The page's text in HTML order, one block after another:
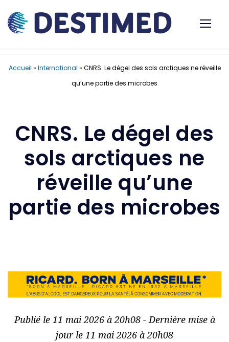
Accueil » International » CNRS. Le dégel des sols arctiques ne réveille
qu’une partie des microbes
CNRS. Le dégel des
sols arctiques ne
réveille qu’une
partie des microbes
Publié le 11 mai 2026 à 20h08 - Dernière mise à
jour le 11 mai 2026 à 20h08